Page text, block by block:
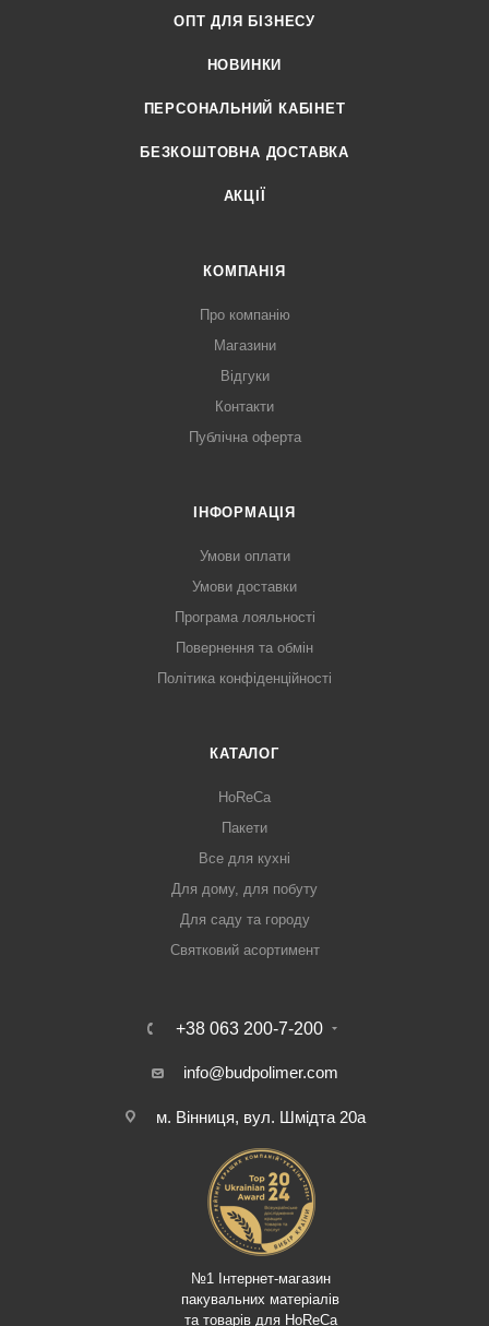
ОПТ ДЛЯ БІЗНЕСУ
НОВИНКИ
ПЕРСОНАЛЬНИЙ КАБІНЕТ
БЕЗКОШТОВНА ДОСТАВКА
АКЦІЇ
КОМПАНІЯ
Про компанію
Магазини
Відгуки
Контакти
Публічна оферта
ІНФОРМАЦІЯ
Умови оплати
Умови доставки
Програма лояльності
Повернення та обмін
Політика конфіденційності
КАТАЛОГ
HoReCa
Пакети
Все для кухні
Для дому, для побуту
Для саду та городу
Святковий асортимент
+38 063 200-7-200
info@budpolimer.com
м. Вінниця, вул. Шмідта 20а
№1 Інтернет-магазин
пакувальних матеріалів
та товарів для HoReCa